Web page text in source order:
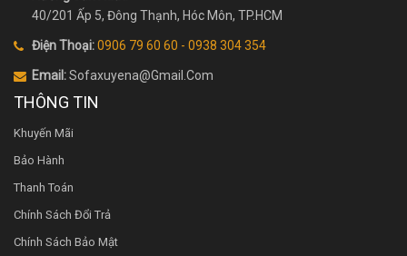
40/201 Ấp 5, Đông Thạnh, Hóc Môn, TP.HCM
Điện Thoại:0906 79 60 60 - 0938 304 354
Email:Sofaxuyena@gmail.Com
THÔNG TIN
Khuyến Mãi
Bảo Hành
Thanh Toán
Chính Sách Đổi Trả
Chính Sách Bảo Mật